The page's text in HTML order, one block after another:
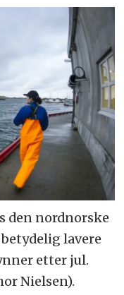
den nordnorske
lavere
etter jul.
Nielsen).